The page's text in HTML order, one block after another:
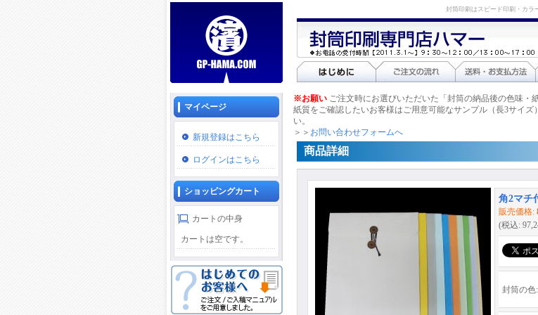
封筒印刷はスピード印刷・カラ
マイページ
新規登録はこちら
ログインはこちら
ショッピングカート
カートの中身
カートは空です。
※お願い ご注文時にお選びいただいた「封筒の納品後の色味・
紙質をご確認したいお客様はご用意可能なサンプル（長3サイ
い。
＞＞ お問い合わせフォームへ
商品詳細
角2マチ
販売価格:
(税込:
封筒の色: